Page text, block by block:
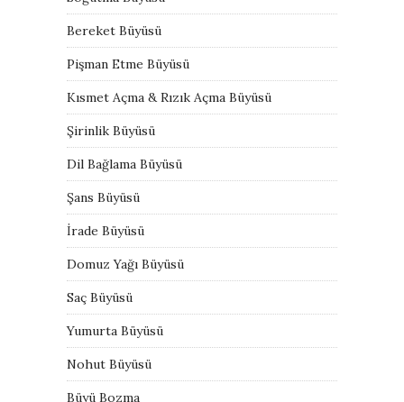
Bereket Büyüsü
Pişman Etme Büyüsü
Kısmet Açma & Rızık Açma Büyüsü
Şirinlik Büyüsü
Dil Bağlama Büyüsü
Şans Büyüsü
İrade Büyüsü
Domuz Yağı Büyüsü
Saç Büyüsü
Yumurta Büyüsü
Nohut Büyüsü
Büyü Bozma